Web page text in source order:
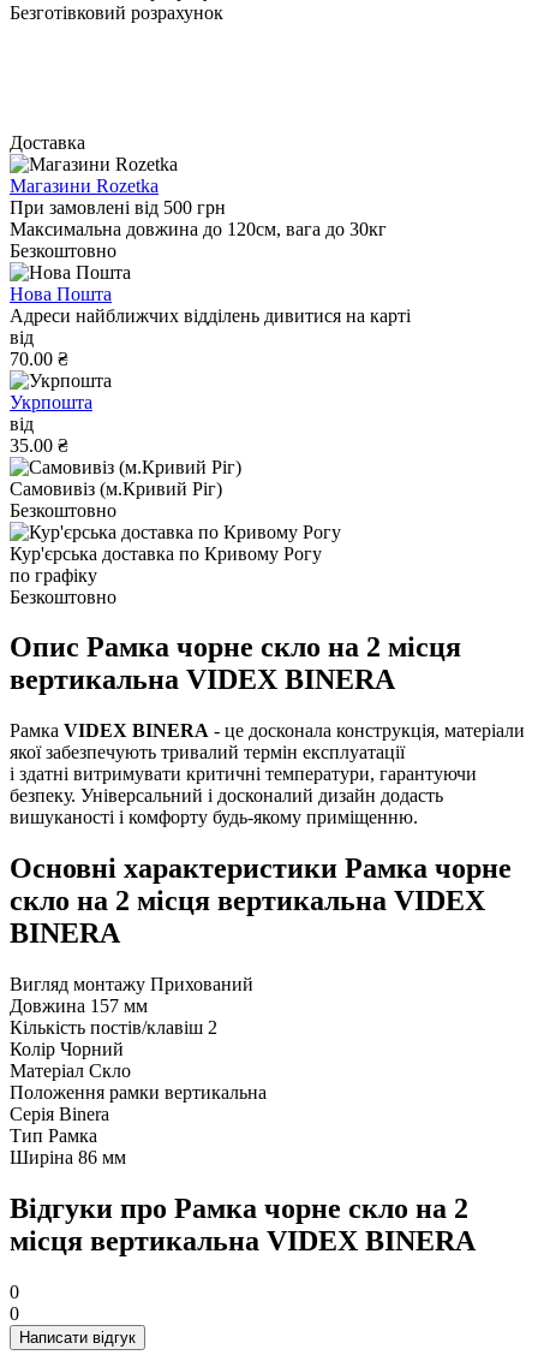
Безготівковий розрахунок
Доставка
Магазини Rozetka
При замовлені від 500 грн
Максимальна довжина до 120см, вага до 30кг
Безкоштовно
Нова Пошта
Адреси найближчих відділень дивитися на карті
від
70.00 ₴
Укрпошта
від
35.00 ₴
Самовивіз (м.Кривий Ріг)
Безкоштовно
Кур'єрська доставка по Кривому Рогу
по графіку
Безкоштовно
Опис Рамка чорне скло на 2 місця
вертикальна VIDEX BINERA
Рамка VIDEX BINERA - це досконала конструкція, матеріали
якої забезпечують тривалий термін експлуатації
і здатні витримувати критичні температури, гарантуючи
безпеку. Універсальний і досконалий дизайн додасть
вишуканості і комфорту будь-якому приміщенню.
Основні характеристики Рамка чорне
скло на 2 місця вертикальна VIDEX
BINERA
Вигляд монтажу Прихований
Довжина 157 мм
Кількість постів/клавіш 2
Колір Чорний
Матеріал Скло
Положення рамки вертикальна
Серія Binera
Тип Рамка
Ширіна 86 мм
Відгуки про Рамка чорне скло на 2
місця вертикальна VIDEX BINERA
0
0
Написати відгук